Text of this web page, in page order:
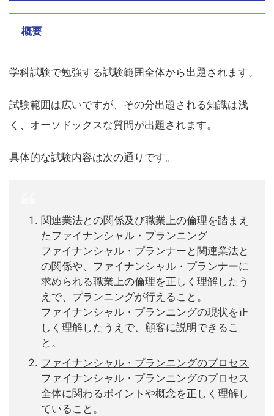
概要
学科試験で勉強する試験範囲全体から出題されます。
試験範囲は広いですが、その分出題される知識は浅
く、オーソドックスな質問が出題されます。
具体的な試験内容は次の通りです。
関連業法との関係及び職業上の倫理を踏まえ
たファイナンシャル・プランニング
ファイナンシャル・プランナーと関連業法と
の関係や、ファイナンシャル・プランナーに
求められる職業上の倫理を正しく理解したう
えで、プランニングが行えること。
ファイナンシャル・プランニングの現状を正
しく理解したうえで、顧客に説明できるこ
と。
ファイナンシャル・プランニングのプロセス
ファイナンシャル・プランニングのプロセス
全体に関わるポイントや概念を正しく理解し
ていること。